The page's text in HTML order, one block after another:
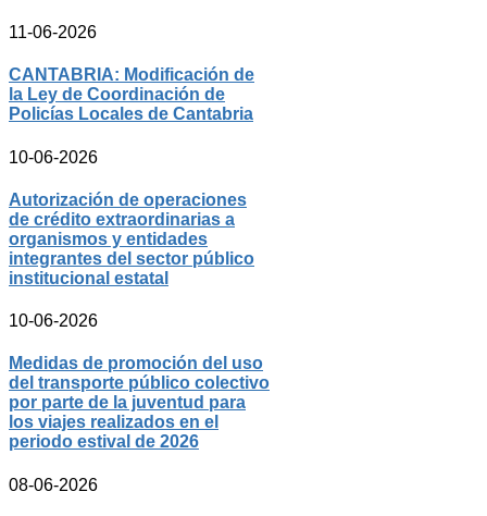
11-06-2026
CANTABRIA: Modificación de
la Ley de Coordinación de
Policías Locales de Cantabria
10-06-2026
Autorización de operaciones
de crédito extraordinarias a
organismos y entidades
integrantes del sector público
institucional estatal
10-06-2026
Medidas de promoción del uso
del transporte público colectivo
por parte de la juventud para
los viajes realizados en el
periodo estival de 2026
08-06-2026